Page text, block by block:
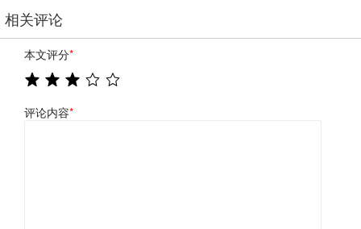
相关评论
本文评分*
评论内容*